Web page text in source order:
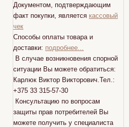
Документом, подтверждающим
факт покупки, является кассовый
чек
Способы оплаты товара и
доставки: подробнее...
В случае возникновения спорной
ситуации Вы можете обратиться:
Карлюк Виктор Викторович.Тел.:
+375 33 315-57-30
Консультацию по вопросам
защиты прав потребителей Вы
можете получить у специалиста